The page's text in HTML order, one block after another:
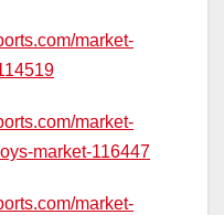
market-
market-
market-116447
market-